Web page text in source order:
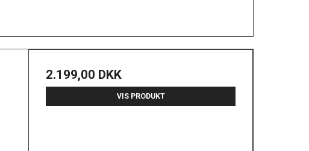
2.199,00 DKK
VIS PRODUKT